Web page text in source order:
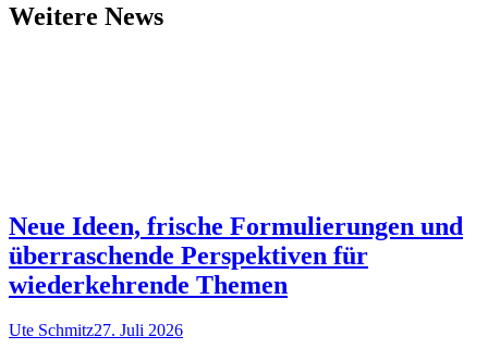
Weitere News
Neue Ideen, frische Formulierungen und
überraschende Perspektiven für
wiederkehrende Themen
Ute Schmitz27. Juli 2026